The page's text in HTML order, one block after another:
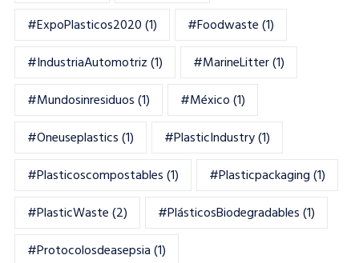
#ExpoPlasticos2020(1) #foodwaste(1)
#IndustriaAutomotriz(1) #MarineLitter(1)
#mundosinresiduos(1) #México(1)
#oneuseplastics(1) #PlasticIndustry(1)
#Plasticoscompostables(1) #plasticpackaging(1)
#PlasticWaste(2) #PlásticosBiodegradables(1)
#Protocolosdeasepsia(1)